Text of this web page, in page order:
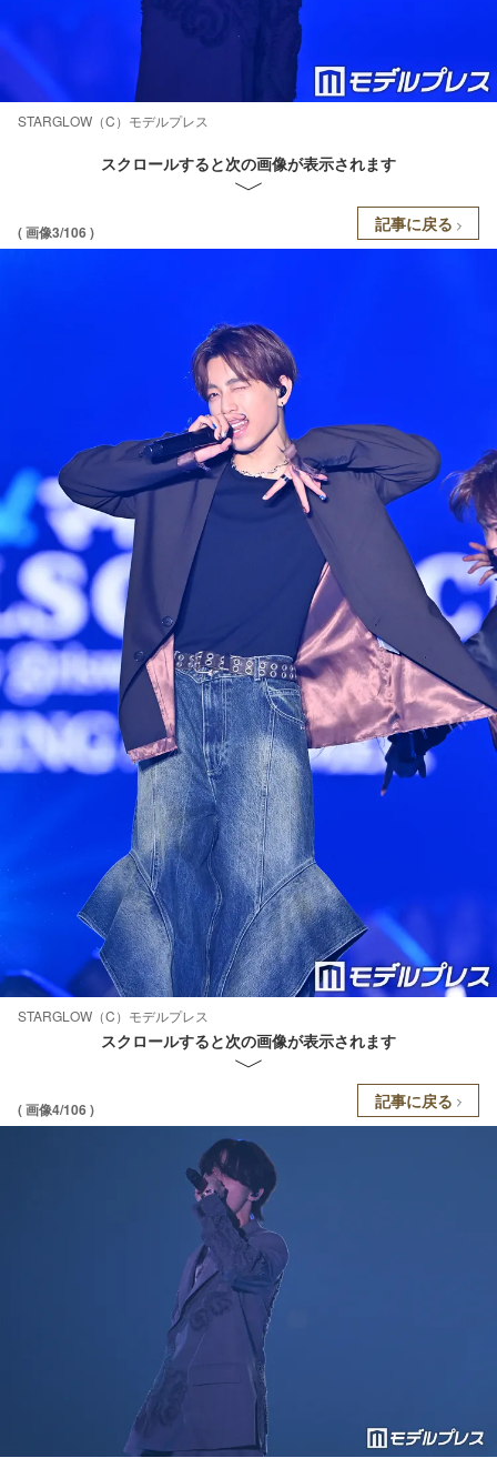
STARGLOW（C）モデルプレス
スクロールすると次の画像が表示されます
( 画像3/106 ) 記事に戻る
STARGLOW（C）モデルプレス
スクロールすると次の画像が表示されます
( 画像4/106 ) 記事に戻る